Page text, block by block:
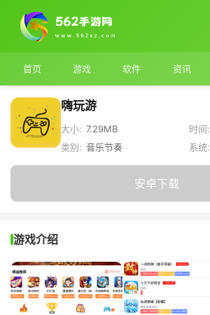
首页 游戏 软件 资讯
嗨玩游
大小: 7.29MB 时间:
类别: 音乐节奏 系统:
安卓下载
游戏介绍